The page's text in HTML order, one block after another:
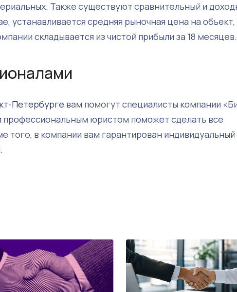
Также существуют сравнительный и
устанавливается средняя рыночная цена на объект,
складывается из чистой прибыли за 18 месяцев.
Петербурге вам помогут специалисты компании
юристом поможет сделать все
того, в компании вам гарантирован